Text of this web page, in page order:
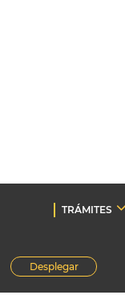
TRÁMITES
Desplegar